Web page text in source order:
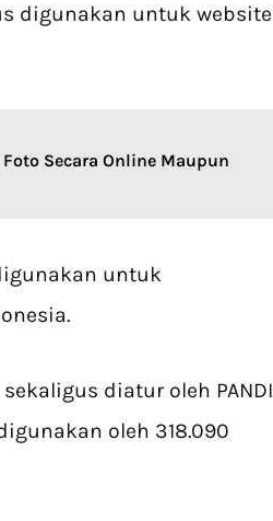
digunakan untuk website
Secara Online Maupun
untuk
diatur oleh PANDI
oleh 318.090